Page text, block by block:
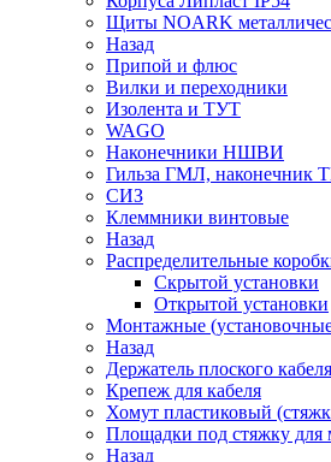
Щиты NOARK
Назад
Припой и флюс
Вилки и переходники
Изолента и ТУТ
WAGO
Наконечники НШВИ
Гильза ГМЛ, наконечник
СИЗ
Клеммники винтовые
Назад
Распределительные
Скрытой установки
Открытой установки
Монтажные
Назад
Держатель плоского
Крепеж для кабеля
Хомут пластиковый
Площадки под стяжку для
Назад